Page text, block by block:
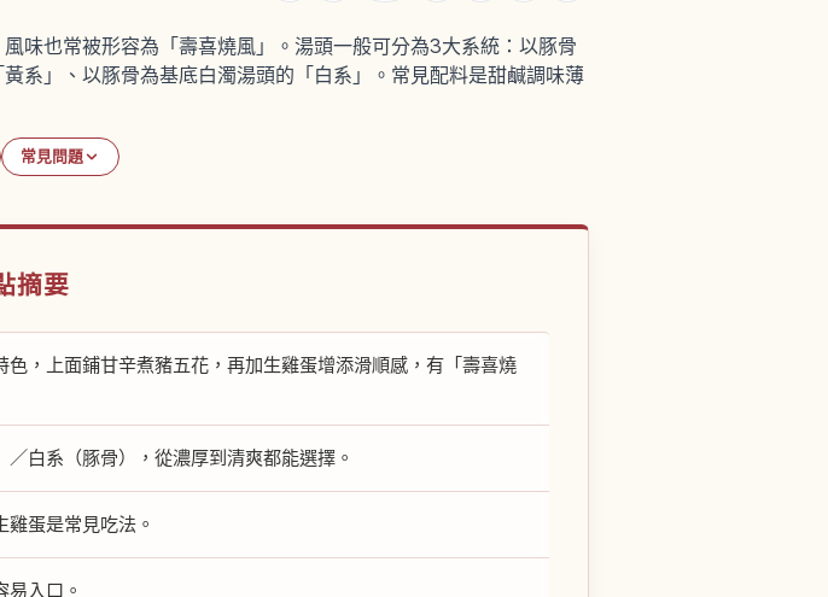
味也常被形容為「壽喜燒風」。湯頭一般可分為3大系統：以豚骨
系」、以豚骨為基底白濁湯頭的「白系」。常見配料是甜鹹調味薄
常見問題
摘要
，上面鋪甘辛煮豬五花，再加生雞蛋增添滑順感，有「壽喜燒
白系（豚骨），從濃厚到清爽都能選擇。
蛋是常見吃法。
入口。